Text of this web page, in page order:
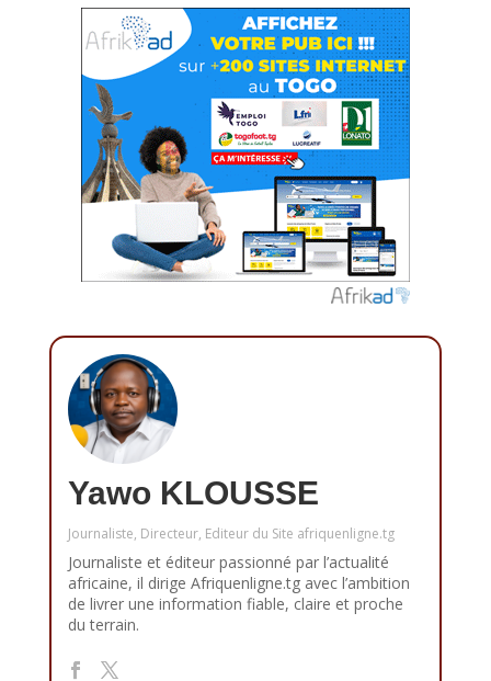
Yawo KLOUSSE
Journaliste, Directeur, Editeur du Site afriquenligne.tg
Journaliste et éditeur passionné par l’actualité
africaine, il dirige Afriquenligne.tg avec l’ambition
de livrer une information fiable, claire et proche
du terrain.